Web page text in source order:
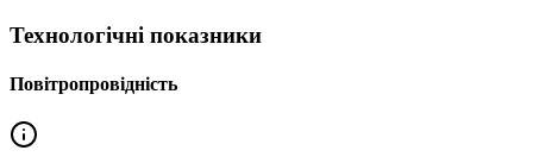
Технологічні показники
Повітропровідність